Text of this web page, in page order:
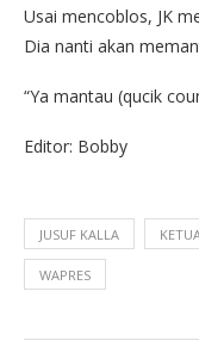
Usai mencoblos, JK
Dia nanti akan
“Ya mantau (qucik
Editor: Bobby
JUSUF KALLA
WAPRES